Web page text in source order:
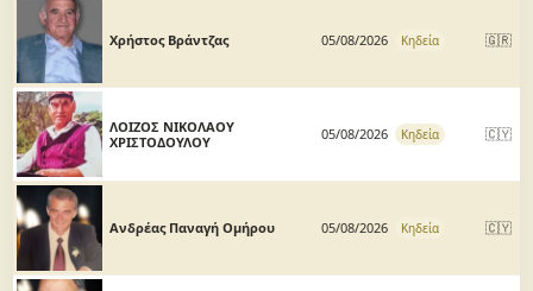
Χρήστος Βράντζας 05/08/2026 Κηδεία 🇬🇷
ΛΟΙΖΟΣ ΝΙΚΟΛΑΟΥ
ΧΡΙΣΤΟΔΟΥΛΟΥ
05/08/2026 Κηδεία 🇨🇾
Ανδρέας Παναγή Ομήρου 05/08/2026 Κηδεία 🇨🇾